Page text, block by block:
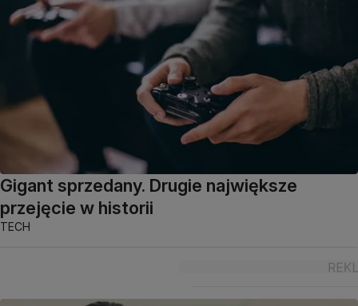
Gigant sprzedany. Drugie największe
przejęcie w historii
TECH